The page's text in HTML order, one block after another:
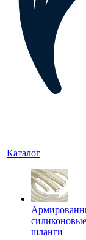
Каталог
силиконовые
шланги